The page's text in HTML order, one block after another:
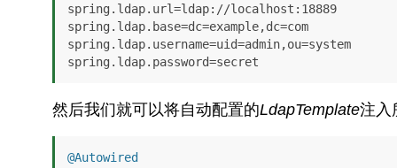
spring.ldap.url=ldap://localhost:18889
spring.ldap.base=dc=example,dc=com
spring.ldap.username=uid=admin,ou=system
spring.ldap.password=secret
然后我们就可以将自动配置的LdapTemplate注入
@Autowired